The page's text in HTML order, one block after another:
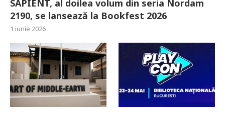
SAPIENT, al doilea volum din seria Nordam
2190, se lansează la Bookfest 2026
1 iunie 2026